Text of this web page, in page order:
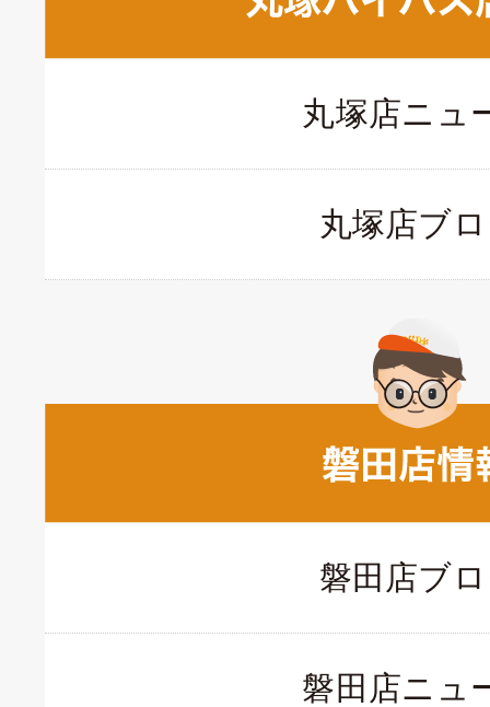
丸塚店ニュ
丸塚店ブ
磐田店ブ
磐田店ニュ